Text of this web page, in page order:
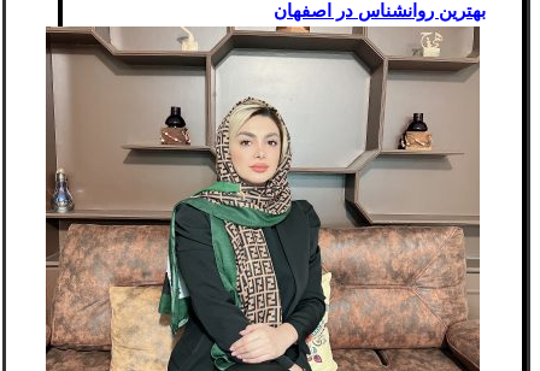
بهترین روانشناس در اصفهان